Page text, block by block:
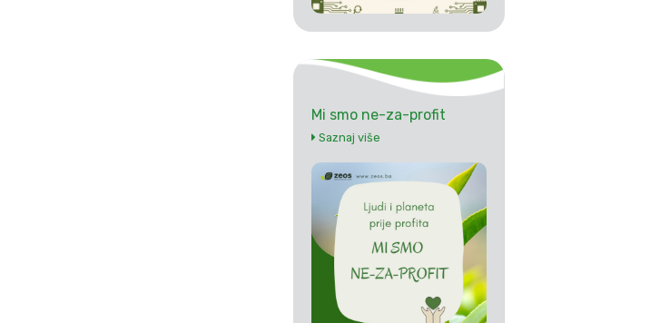
Mi smo ne-za-profit
Saznaj više